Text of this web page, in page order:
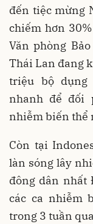
đến tiệc mừng
chiếm hơn
Văn phòng
Thái Lan đang
triệu bộ dụng
nhanh để đối
nhiễm biến thể
Còn tại
làn sóng lây
đông dân nhất
các ca nhiễm
trong 3 tuần